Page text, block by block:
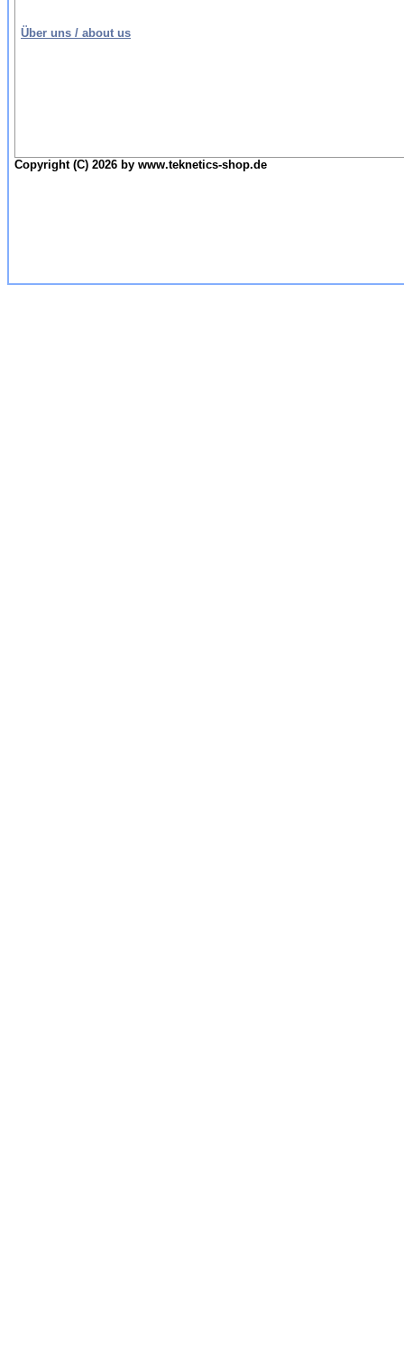
Über uns / about us
Copyright (C) 2026 by www.teknetics-shop.de